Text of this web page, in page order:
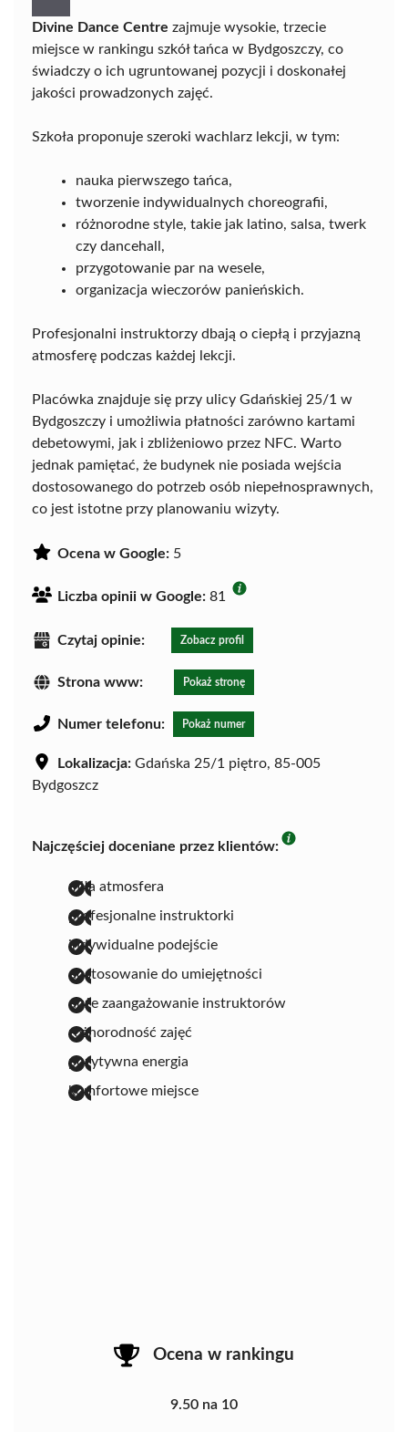
Divine Dance Centre zajmuje wysokie, trzecie
miejsce w rankingu szkół tańca w Bydgoszczy, co
świadczy o ich ugruntowanej pozycji i doskonałej
jakości prowadzonych zajęć.
Szkoła proponuje szeroki wachlarz lekcji, w tym:
nauka pierwszego tańca,
tworzenie indywidualnych choreografii,
różnorodne style, takie jak latino, salsa, twerk
czy dancehall,
przygotowanie par na wesele,
organizacja wieczorów panieńskich.
Profesjonalni instruktorzy dbają o ciepłą i przyjazną
atmosferę podczas każdej lekcji.
Placówka znajduje się przy ulicy Gdańskiej 25/1 w
Bydgoszczy i umożliwia płatności zarówno kartami
debetowymi, jak i zbliżeniowo przez NFC. Warto
jednak pamiętać, że budynek nie posiada wejścia
dostosowanego do potrzeb osób niepełnosprawnych,
co jest istotne przy planowaniu wizyty.
Ocena w Google: 5
Liczba opinii w Google: 81
Czytaj opinie: Zobacz profil
Strona www: Pokaż stronę
Numer telefonu: Pokaż numer
Lokalizacja: Gdańska 25/1 piętro, 85-005
Bydgoszcz
Najczęściej doceniane przez klientów:
miła atmosfera
profesjonalne instruktorki
indywidualne podejście
dostosowanie do umiejętności
duże zaangażowanie instruktorów
różnorodność zajęć
pozytywna energia
komfortowe miejsce
Ocena w rankingu
9.50 na 10